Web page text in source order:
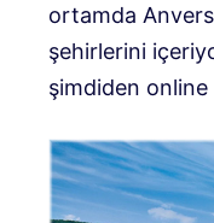
ortamda
şehirlerini
şimdiden online